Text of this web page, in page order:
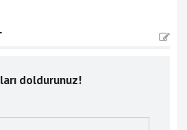
doldurunuz!